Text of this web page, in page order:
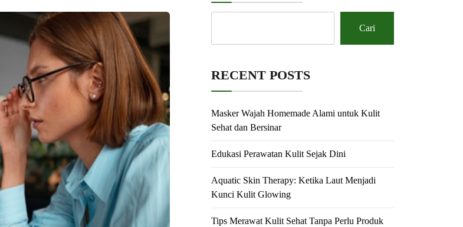
Cari
RECENT POSTS
Masker Wajah Homemade Alami untuk Kulit
Sehat dan Bersinar
Edukasi Perawatan Kulit Sejak Dini
Aquatic Skin Therapy: Ketika Laut Menjadi
Kunci Kulit Glowing
Tips Merawat Kulit Sehat Tanpa Perlu Produk